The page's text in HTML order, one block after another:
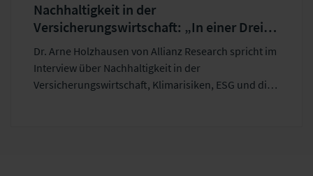
Nachhaltigkeit in der
Versicherungswirtschaft: „In einer Drei-
Grad-Welt wird es eng für private
Versicherer“
Dr. Arne Holzhausen von Allianz Research spricht im
Interview über Nachhaltigkeit in der
Versicherungswirtschaft, Klimarisiken, ESG und die